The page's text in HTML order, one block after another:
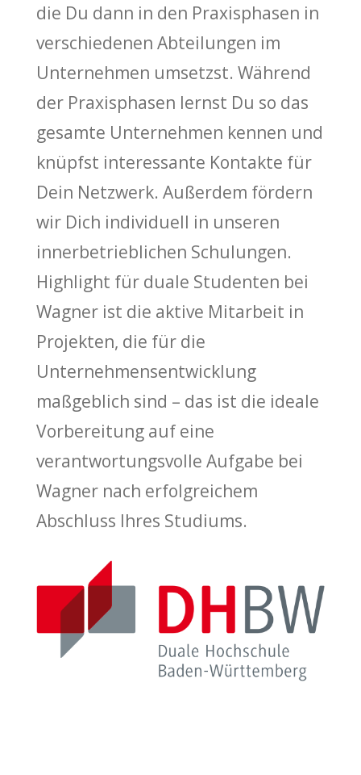
die Du dann in den Praxisphasen in
verschiedenen Abteilungen im
Unternehmen umsetzst. Während
der Praxisphasen lernst Du so das
gesamte Unternehmen kennen und
knüpfst interessante Kontakte für
Dein Netzwerk. Außerdem fördern
wir Dich individuell in unseren
innerbetrieblichen Schulungen.
Highlight für duale Studenten bei
Wagner ist die aktive Mitarbeit in
Projekten, die für die
Unternehmensentwicklung
maßgeblich sind – das ist die ideale
Vorbereitung auf eine
verantwortungsvolle Aufgabe bei
Wagner nach erfolgreichem
Abschluss Ihres Studiums.